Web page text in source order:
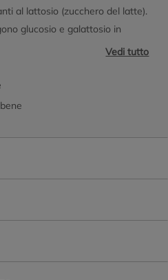
al lattosio (zucchero del latte).
glucosio e galattosio in
del lattosio, zuccheri piùVedi tutto